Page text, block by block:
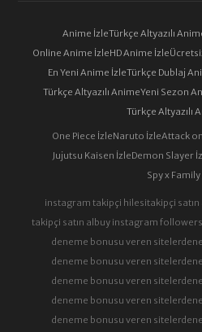
Anime İzleTürkçe Altyazılı
Online Anime İzleHD Anime İzle
En Yeni Anime İzleTürkçe Dublaj
Türkçe Altyazılı AnimeYeni Sezon
Türkçe Altyazılı
One Piece İzleNaruto İzleAttack
Jujutsu Kaisen İzleDemon Slayer
Spy x Family
instagram takipçi hilesitakipçi satın
takipçi satın albuy instagram followers
deneme bonusu veren siteler
deneme bonusu veren siteler
deneme bonusu veren siteler
deneme bonusu veren siteler
deneme bonusu veren siteler